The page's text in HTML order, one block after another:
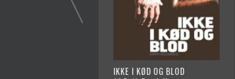
IKKE I KØD OG BLOD